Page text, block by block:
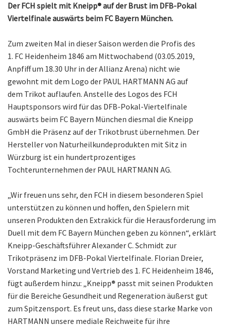
Der FCH spielt mit Kneipp® auf der Brust im DFB-Pokal
Viertelfinale auswärts beim FC Bayern München.
Zum zweiten Mal in dieser Saison werden die Profis des
1. FC Heidenheim 1846 am Mittwochabend (03.05.2019,
Anpfiff um 18.30 Uhr in der Allianz Arena) nicht wie
gewohnt mit dem Logo der PAUL HARTMANN AG auf
dem Trikot auflaufen. Anstelle des Logos des FCH
Hauptsponsors wird für das DFB-Pokal-Viertelfinale
auswärts beim FC Bayern München diesmal die Kneipp
GmbH die Präsenz auf der Trikotbrust übernehmen. Der
Hersteller von Naturheilkundeprodukten mit Sitz in
Würzburg ist ein hundertprozentiges
Tochterunternehmen der PAUL HARTMANN AG.
„Wir freuen uns sehr, den FCH in diesem besonderen Spiel
unterstützen zu können und hoffen, den Spielern mit
unseren Produkten den Extrakick für die Herausforderung im
Duell mit dem FC Bayern München geben zu können“, erklärt
Kneipp-Geschäftsführer Alexander C. Schmidt zur
Trikotpräsenz im DFB-Pokal Viertelfinale. Florian Dreier,
Vorstand Marketing und Vertrieb des 1. FC Heidenheim 1846,
fügt außerdem hinzu: „Kneipp® passt mit seinen Produkten
für die Bereiche Gesundheit und Regeneration äußerst gut
zum Spitzensport. Es freut uns, dass diese starke Marke von
HARTMANN unsere mediale Reichweite für ihre